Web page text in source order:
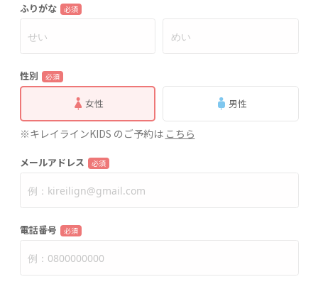
ふりがな 必須
性別 必須
女性 男性
※キレイラインKIDS のご予約は こちら
メールアドレス 必須
電話番号 必須